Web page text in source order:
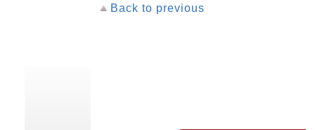
Back to previous